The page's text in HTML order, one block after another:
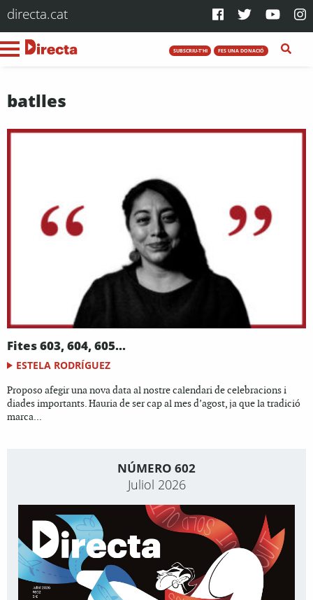
directa.cat
SUBSCRIU-T'HI FES UNA DONACIÓ
batlles
Fites 603, 604, 605...
ESTELA RODRÍGUEZ
Proposo afegir una nova data al nostre calendari de celebracions i
diades importants. Hauria de ser cap al mes d’agost, ja que la tradició
marca...
NÚMERO 602
Juliol 2026